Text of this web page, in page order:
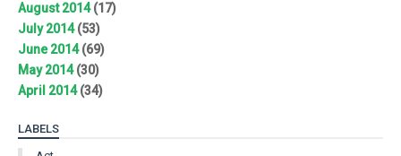
August 2014(17)
July 2014(53)
June 2014(69)
May 2014(30)
April 2014(34)
LABELS